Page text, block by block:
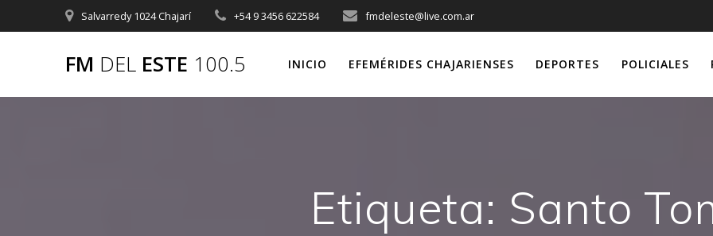
al
Salvarredy 1024 Chajarí +54 9 3456 622584 fmdeleste@live.com.ar
FM DEL ESTE 100.5 INICIO EFEMÉRIDES CHAJARIENSES DEPORTES POLICIALES
Etiqueta: Santo